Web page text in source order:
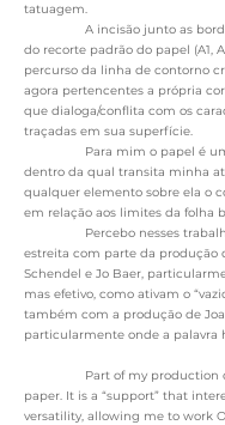
tatuagem.
A incisão junto as bordas
do recorte padrão do papel (A1,
percurso da linha de contorno
agora pertencentes a própria
que dialoga/conflita com os
traçadas em sua superfície.
Para mim o papel é uma
dentro da qual transita minha
qualquer elemento sobre ela o
em relaçāo aos limites da folha
Percebo nesses
estreita com parte da produçāo
Schendel e Jo Baer,
mas efetivo, como ativam o
também com a produçāo de
particularmente onde a palavra
Part of my production
paper. It is a “support” that
versatility, allowing me to work